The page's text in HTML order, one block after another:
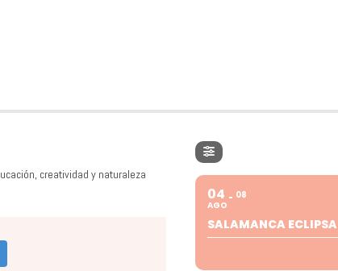
creatividad y naturaleza
04
AGO
08
SALAMANCA ECLIPSA